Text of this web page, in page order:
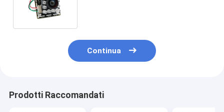
Continua
Prodotti Raccomandati